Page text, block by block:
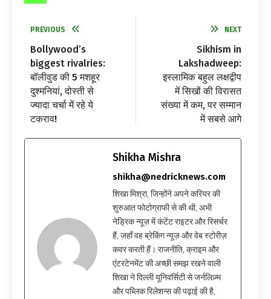
PREVIOUS
Bollywood’s
biggest rivalries:
बॉलीवुड की 5 मशहूर
दुश्मनियां, दोस्ती से
ज्यादा चर्चा में रहे ये
टकराव!
NEXT
Sikhism in
Lakshadweep:
इस्लामिक बहुल लक्षद्वीप
में सिखों की विरासत
संख्या में कम, पर सम्मान
में सबसे आगे
Shikha Mishra
shikha@nedricknews.com
शिखा मिश्रा, जिन्होंने अपने करियर की
शुरुआत फोटोग्राफी से की थी, अभी
नेड्रिक न्यूज़ में कंटेंट राइटर और रिसर्चर
हैं, जहाँ वह ब्रेकिंग न्यूज़ और वेब स्टोरीज़
कवर करती हैं। राजनीति, क्राइम और
एंटरटेनमेंट की अच्छी समझ रखने वाली
शिखा ने दिल्ली यूनिवर्सिटी से जर्नलिज़्म
और पब्लिक रिलेशन्स की पढ़ाई की है,